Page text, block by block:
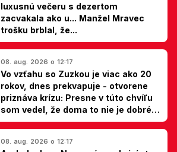
luxusnú večeru s dezertom
zacvakala ako u... Manžel Mravec
trošku brblal, že...
08. aug. 2026 o 12:17
Vo vzťahu so Zuzkou je viac ako 20
rokov, dnes prekvapuje - otvorene
priznáva krízu: Presne v túto chvíľu
som vedel, že doma to nie je dobré,
hovorí Milan Ondrík
08. aug. 2026 o 12:17